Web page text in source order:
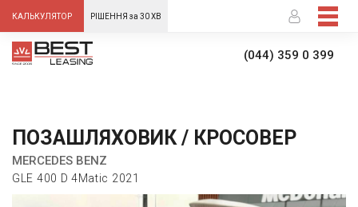
КАЛЬКУЛЯТОР РІШЕННЯ за 30 ХВ
(044) 359 0 399
ПОЗАШЛЯХОВИК / КРОСОВЕР
MERCEDES BENZ
GLE 400 D 4Matic 2021